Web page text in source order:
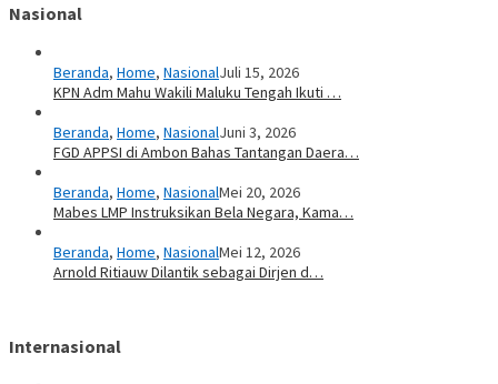
Nasional
Beranda, Home, NasionalJuli 15, 2026
KPN Adm Mahu Wakili Maluku Tengah Ikuti …
Beranda, Home, NasionalJuni 3, 2026
FGD APPSI di Ambon Bahas Tantangan Daera…
Beranda, Home, NasionalMei 20, 2026
Mabes LMP Instruksikan Bela Negara, Kama…
Beranda, Home, NasionalMei 12, 2026
Arnold Ritiauw Dilantik sebagai Dirjen d…
Internasional